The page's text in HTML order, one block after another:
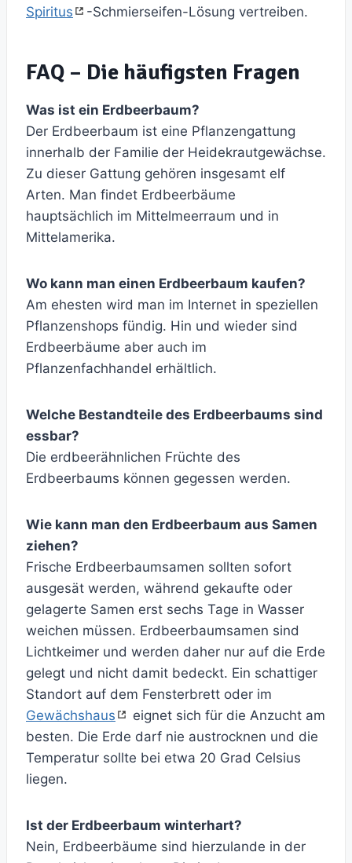
Spiritus
-Schmierseifen-Lösung vertreiben.
FAQ – Die häufigsten Fragen
Was ist ein Erdbeerbaum?
Der Erdbeerbaum ist eine Pflanzengattung
innerhalb der Familie der Heidekrautgewächse.
Zu dieser Gattung gehören insgesamt elf
Arten. Man findet Erdbeerbäume
hauptsächlich im Mittelmeerraum und in
Mittelamerika.
Wo kann man einen Erdbeerbaum kaufen?
Am ehesten wird man im Internet in speziellen
Pflanzenshops fündig. Hin und wieder sind
Erdbeerbäume aber auch im
Pflanzenfachhandel erhältlich.
Welche Bestandteile des Erdbeerbaums sind
essbar?
Die erdbeerähnlichen Früchte des
Erdbeerbaums können gegessen werden.
Wie kann man den Erdbeerbaum aus Samen
ziehen?
Frische Erdbeerbaumsamen sollten sofort
ausgesät werden, während gekaufte oder
gelagerte Samen erst sechs Tage in Wasser
weichen müssen. Erdbeerbaumsamen sind
Lichtkeimer und werden daher nur auf die Erde
gelegt und nicht damit bedeckt. Ein schattiger
Standort auf dem Fensterbrett oder im
Gewächshaus
eignet sich für die Anzucht am
besten. Die Erde darf nie austrocknen und die
Temperatur sollte bei etwa 20 Grad Celsius
liegen.
Ist der Erdbeerbaum winterhart?
Nein, Erdbeerbäume sind hierzulande in der